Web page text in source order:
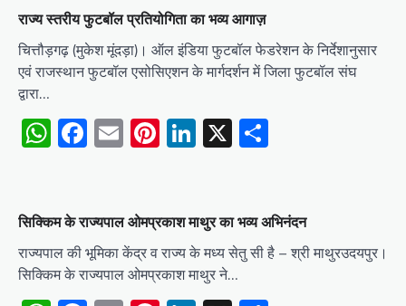
राज्य स्तरीय फुटबॉल प्रतियोगिता का भव्य आगाज़
चित्तौड़गढ़ (मुकेश मूंदड़ा)। ऑल इंडिया फुटबॉल फेडरेशन के निर्देशानुसार
एवं राजस्थान फुटबॉल एसोसिएशन के मार्गदर्शन में जिला फुटबॉल संघ
द्वारा…
WhatsApp
Facebook
EmailPinterest
LinkedIn
X
सिक्किम के राज्यपाल ओमप्रकाश माथुर का भव्य अभिनंदन
राज्यपाल की भूमिका केंद्र व राज्य के मध्य सेतु सी है – श्री माथुरउदयपुर।
सिक्किम के राज्यपाल ओमप्रकाश माथुर ने…